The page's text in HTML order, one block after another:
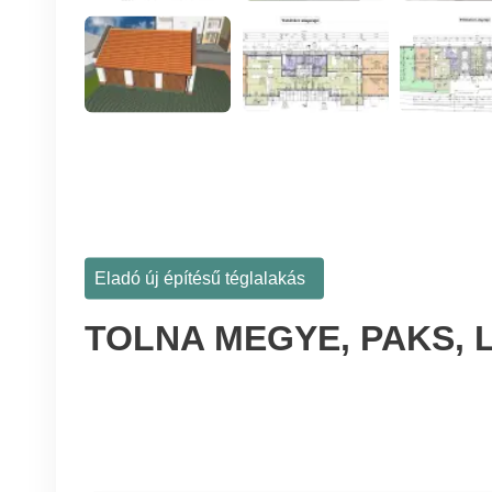
Eladó új építésű téglalakás
TOLNA MEGYE, PAKS,